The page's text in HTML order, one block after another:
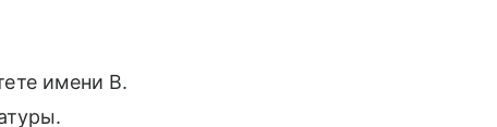
имени В.